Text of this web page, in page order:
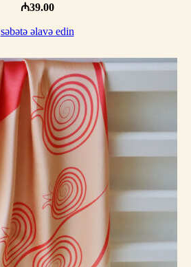
₼39.00
səbətə əlavə edin